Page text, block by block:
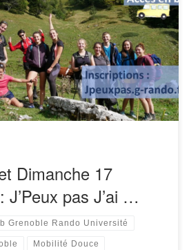
J’Peux Pas J’ai Rando, la
aura lieu les samedi et
2023. De nombreuses
aux […]
Dimanche 17
J’Peux pas J’ai …
Grenoble Rando Université
Mobilité Douce